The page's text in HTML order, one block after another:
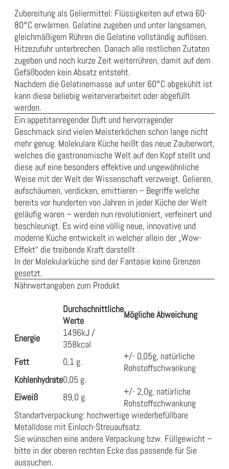
Zubereitung als Geliermittel: Flüssigkeiten auf etwa 60-
80°C erwärmen. Gelatine zugeben und unter langsamen,
gleichmäßigem Rühren die Gelatine vollständig auflösen.
Hitzezufuhr unterbrechen. Danach alle restlichen Zutaten
zugeben und noch kurze Zeit weiterrühren, damit auf dem
Gefäßboden kein Absatz entsteht.
Nachdem die Gelatinemasse auf unter 60°C abgekühlt ist
kann diese beliebig weiterverarbeitet oder abgefüllt
werden.
Ein appetitanregender Duft und hervorragender
Geschmack sind vielen Meisterköchen schon lange nicht
mehr genug. Molekulare Küche heißt das neue Zauberwort,
welches die gastronomische Welt auf den Kopf stellt und
diese auf eine besonders effektive und ungewöhnliche
Weise mit der Welt der Wissenschaft verzweigt. Gelieren,
aufschäumen, verdicken, emittieren – Begriffe welche
bereits vor hunderten von Jahren in jeder Küche der Welt
geläufig waren – werden nun revolutioniert, verfeinert und
beschleunigt. Es wird eine völlig neue, innovative und
moderne Küche entwickelt in welcher allein der „Wow-
Effekt“ die treibende Kraft darstellt .
In der Molekularküche sind der Fantasie keine Grenzen
gesetzt.
Nährwertangaben zum Produkt
Durchschnittliche
Werte
Mögliche Abweichung
Energie
1496kJ /
358kcal
Fett
0,1 g.
+/- 0,05g, natürliche
Rohstoffschwankung
Kohlenhydrate0,05 g.
Eiweiß
89,0 g.
+/- 2,0g, natürliche
Rohstoffschwankung
Standartverpackung: hochwertige wiederbefüllbare
Metalldose mit Einloch-Streuaufsatz.
Sie wünschen eine andere Verpackung bzw. Füllgewicht –
bitte in der oberen rechten Ecke das passende für Sie
aussuchen.